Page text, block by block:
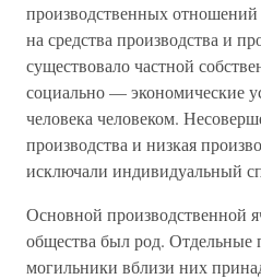
производственных
на средства производства и
существовало частной
социально — экономические
человека человеком.
производства и низкая
исключали индивидуальный
Основной производственной
общества был род. Отдельные
могильники вблизи них